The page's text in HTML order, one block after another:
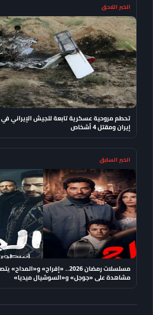
الخبر اللاحق
تحطم مروحية عسكرية تابعة للجيش الإيراني
إيران ومقتل 4 أشخاص
الخبر السابق
مسلسلات رمضان 2026.. «إفراج»
مشاهدة على «جوجل» و«السوشيال ميديا»